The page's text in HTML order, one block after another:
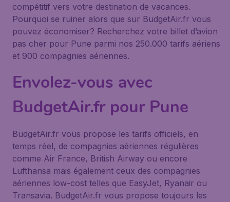
compétitif vers votre destination de vacances.
Pourquoi se ruiner alors que sur BudgetAir.fr vous
pouvez économiser? Recherchez votre billet d’avion
pas cher pour Pune parmi nos 250.000 tarifs aériens
et 900 compagnies aériennes.
Envolez-vous avec
BudgetAir.fr pour Pune
BudgetAir.fr vous propose les tarifs officiels, en
temps réel, de compagnies aériennes régulières
comme Air France, British Airway ou encore
Lufthansa mais également ceux des compagnies
aériennes low-cost telles que EasyJet, Ryanair ou
Transavia. BudgetAir.fr vous propose toujours les